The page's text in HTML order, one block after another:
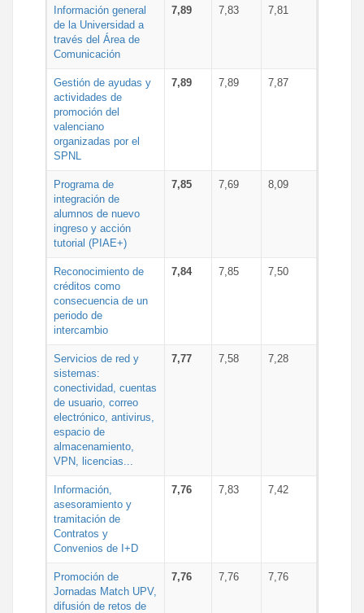
Información general
de la Universidad a
través del Área de
Comunicación
7,89 7,83 7,81
Gestión de ayudas y
actividades de
promoción del
valenciano
organizadas por el
SPNL
7,89 7,89 7,87
Programa de
integración de
alumnos de nuevo
ingreso y acción
tutorial (PIAE+)
7,85 7,69 8,09
Reconocimiento de
créditos como
consecuencia de un
periodo de
intercambio
7,84 7,85 7,50
Servicios de red y
sistemas:
conectividad, cuentas
de usuario, correo
electrónico, antivirus,
espacio de
almacenamiento,
VPN, licencias...
7,77 7,58 7,28
Información,
asesoramiento y
tramitación de
Contratos y
Convenios de I+D
7,76 7,83 7,42
Promoción de
Jornadas Match UPV,
difusión de retos de
7,76 7,76 7,76